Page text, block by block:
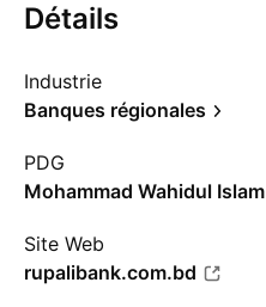
Détails
Industrie
Banques régionales
PDG
Mohammad Wahidul Islam
Site Web
rupalibank.com.bd